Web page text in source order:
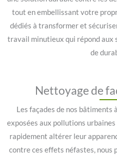
tout en embellissant votre
dédiés à transformer et
travail minutieux qui répond aux
de
Nettoyage de
Les façades de nos bâtiments
exposées aux pollutions
rapidement altérer leur
contre ces effets néfastes, nous